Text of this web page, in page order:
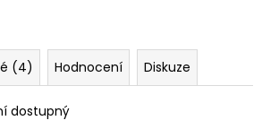
(4) Hodnocení Diskuze
dostupný